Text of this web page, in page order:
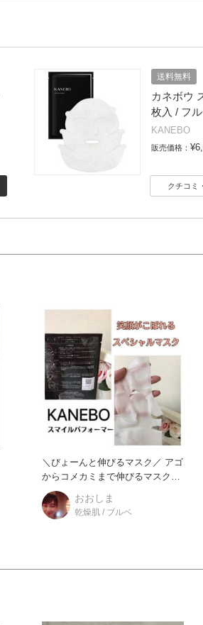
送料無料
カネボウ
枚入 / フ
KANEBO
販売価格：
クチコミ
＼びょーんと伸びるマスク／ アゴ
からコメカミまで伸びるマスク
で、しっかりと引き上げま
おおしま
乾燥肌 / ブルベ